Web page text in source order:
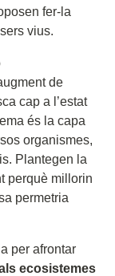
fer-la
vius.
de
cap a l’estat
és la capa
organismes,
Plantegen la
perquè millorin
permetria
per afrontar
ecosistemes